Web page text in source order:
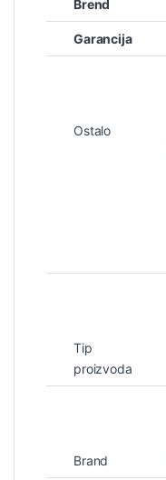
Brend
Garancija
Ostalo
Tip
proizvoda
Brand